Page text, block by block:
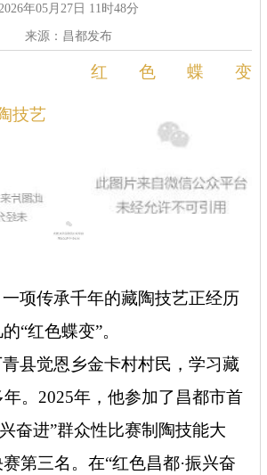
2026年05月27日 11时48分
来源：昌都发布
艺
红色蝶变
项传承千年的藏陶技艺正经历
“红色蝶变”。
县觉恩乡金卡村村民，学习藏
。2025年，他参加了昌都市首
奋进”群众性比赛制陶技能大
第三名。在“红色昌都·振兴奋